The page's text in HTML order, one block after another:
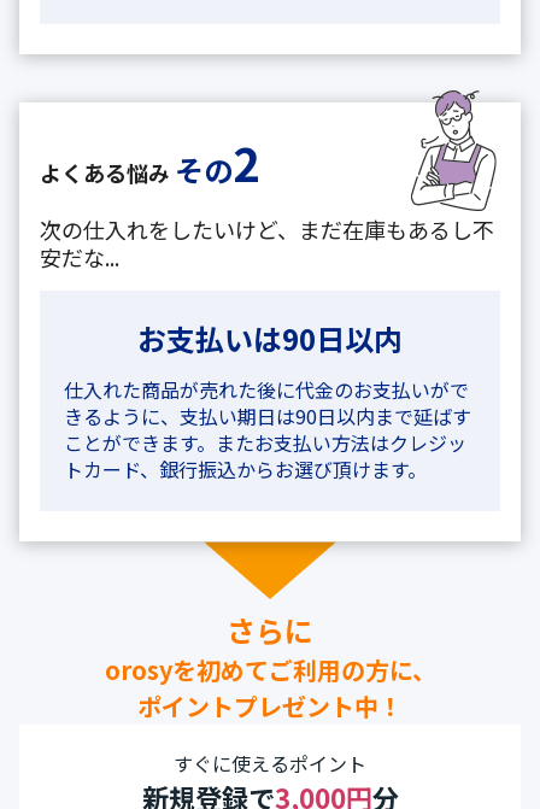
よくある悩み その2
次の仕入れをしたいけど、まだ在庫もあるし不
安だな...
お支払いは90日以内
仕入れた商品が売れた後に代金のお支払いがで
きるように、支払い期日は90日以内まで延ばす
ことができます。またお支払い方法はクレジッ
トカード、銀行振込からお選び頂けます。
さらに
orosyを初めてご利用の方に、
ポイントプレゼント中！
すぐに使えるポイント
新規登録で3,000円分